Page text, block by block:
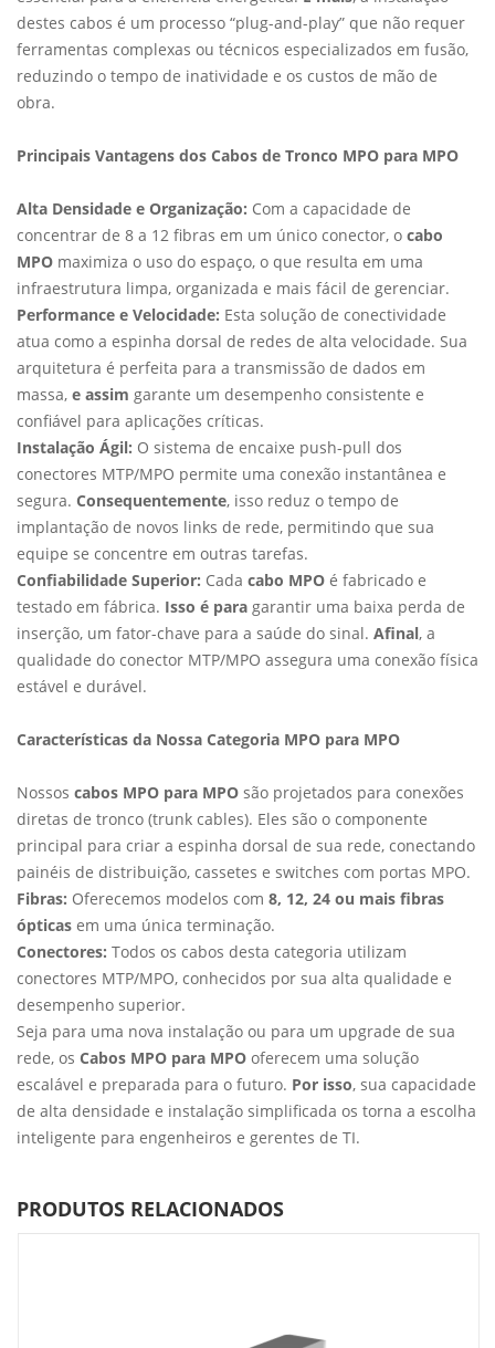
destes cabos é um processo “plug-and-play” que não requer
ferramentas complexas ou técnicos especializados em fusão,
reduzindo o tempo de inatividade e os custos de mão de
obra.
Principais Vantagens dos Cabos de Tronco MPO para MPO
Alta Densidade e Organização: Com a capacidade de
concentrar de 8 a 12 fibras em um único conector, o cabo
MPO maximiza o uso do espaço, o que resulta em uma
infraestrutura limpa, organizada e mais fácil de gerenciar.
Performance e Velocidade: Esta solução de conectividade
atua como a espinha dorsal de redes de alta velocidade. Sua
arquitetura é perfeita para a transmissão de dados em
massa, e assim garante um desempenho consistente e
confiável para aplicações críticas.
Instalação Ágil: O sistema de encaixe push-pull dos
conectores MTP/MPO permite uma conexão instantânea e
segura. Consequentemente, isso reduz o tempo de
implantação de novos links de rede, permitindo que sua
equipe se concentre em outras tarefas.
Confiabilidade Superior: Cada cabo MPO é fabricado e
testado em fábrica. Isso é para garantir uma baixa perda de
inserção, um fator-chave para a saúde do sinal. Afinal, a
qualidade do conector MTP/MPO assegura uma conexão física
estável e durável.
Características da Nossa Categoria MPO para MPO
Nossos cabos MPO para MPO são projetados para conexões
diretas de tronco (trunk cables). Eles são o componente
principal para criar a espinha dorsal de sua rede, conectando
painéis de distribuição, cassetes e switches com portas MPO.
Fibras: Oferecemos modelos com 8, 12, 24 ou mais fibras
ópticas em uma única terminação.
Conectores: Todos os cabos desta categoria utilizam
conectores MTP/MPO, conhecidos por sua alta qualidade e
desempenho superior.
Seja para uma nova instalação ou para um upgrade de sua
rede, os Cabos MPO para MPO oferecem uma solução
escalável e preparada para o futuro. Por isso, sua capacidade
de alta densidade e instalação simplificada os torna a escolha
inteligente para engenheiros e gerentes de TI.
PRODUTOS RELACIONADOS